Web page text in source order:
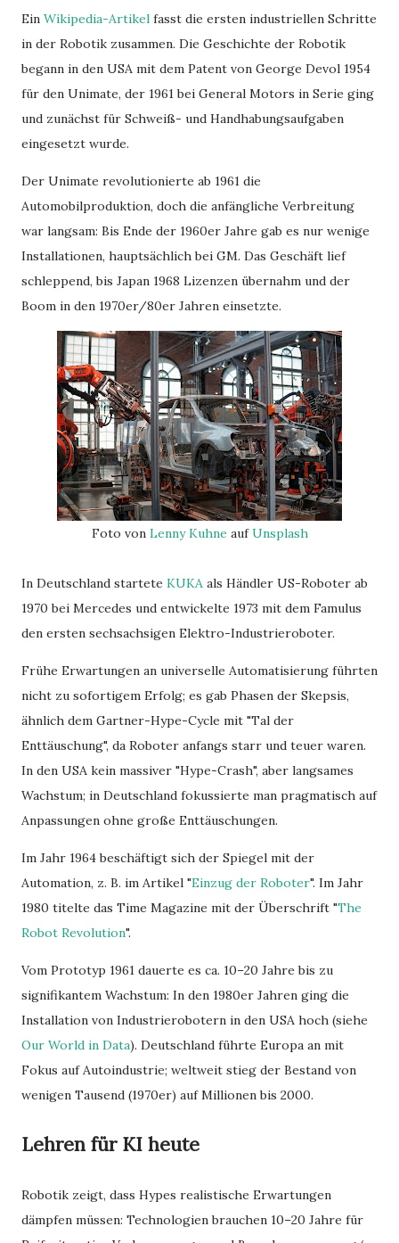
Ein Wikipedia-Artikel fasst die ersten industriellen Schritte
in der Robotik zusammen. Die Geschichte der Robotik
begann in den USA mit dem Patent von George Devol 1954
für den Unimate, der 1961 bei General Motors in Serie ging
und zunächst für Schweiß- und Handhabungsaufgaben
eingesetzt wurde.
Der Unimate revolutionierte ab 1961 die
Automobilproduktion, doch die anfängliche Verbreitung
war langsam: Bis Ende der 1960er Jahre gab es nur wenige
Installationen, hauptsächlich bei GM. Das Geschäft lief
schleppend, bis Japan 1968 Lizenzen übernahm und der
Boom in den 1970er/80er Jahren einsetzte.
Foto von Lenny Kuhne aufUnsplash
In Deutschland startete KUKA als Händler US-Roboter ab
1970 bei Mercedes und entwickelte 1973 mit dem Famulus
den ersten sechsachsigen Elektro-Industrieroboter.
Frühe Erwartungen an universelle Automatisierung führten
nicht zu sofortigem Erfolg; es gab Phasen der Skepsis,
ähnlich dem Gartner-Hype-Cycle mit "Tal der
Enttäuschung", da Roboter anfangs starr und teuer waren.
In den USA kein massiver "Hype-Crash", aber langsames
Wachstum; in Deutschland fokussierte man pragmatisch auf
Anpassungen ohne große Enttäuschungen.
Im Jahr 1964 beschäftigt sich der Spiegel mit der
Automation, z. B. im Artikel "Einzug der Roboter". Im Jahr
1980 titelte das Time Magazine mit der Überschrift "The
Robot Revolution".
Vom Prototyp 1961 dauerte es ca. 10–20 Jahre bis zu
signifikantem Wachstum: In den 1980er Jahren ging die
Installation von Industrierobotern in den USA hoch (siehe
Our World in Data). Deutschland führte Europa an mit
Fokus auf Autoindustrie; weltweit stieg der Bestand von
wenigen Tausend (1970er) auf Millionen bis 2000.
Lehren für KI heute
Robotik zeigt, dass Hypes realistische Erwartungen
dämpfen müssen: Technologien brauchen 10–20 Jahre für